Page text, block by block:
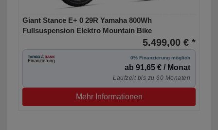
Giant Stance E+ 0 29R Yamaha 800Wh
Fullsuspension Elektro Mountain Bike
5.499,00 € *
0% Finanzierung möglich
ab 91,65 € / Monat
Laufzeit bis zu 60 Monaten
Mehr Informationen